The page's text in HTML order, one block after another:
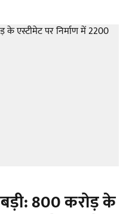
800 करोड़ के